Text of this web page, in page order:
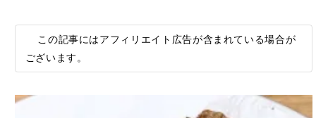
この記事にはアフィリエイト広告が含まれている場合が
ございます。